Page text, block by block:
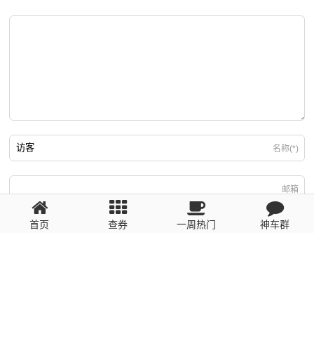
名称(*)
邮箱
回复需填写必要信息
首页 查券 一周热门 神车群